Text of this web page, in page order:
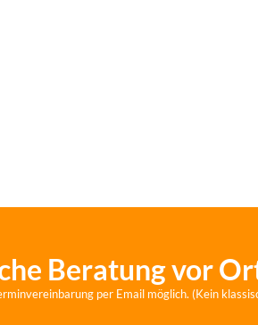
Beratung vor
per Email möglich. (Kein